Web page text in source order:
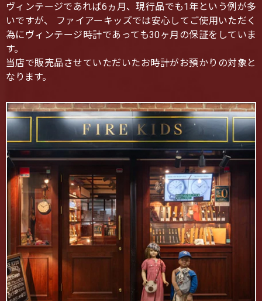
ヴィンテージであれば6ヵ月、現行品でも1年という例が多
いですが、 ファイアーキッズでは安心してご使用いただく
為にヴィンテージ時計であっても30ヶ月の保証をしていま
す。
当店で販売品させていただいたお時計がお預かりの対象と
なります。